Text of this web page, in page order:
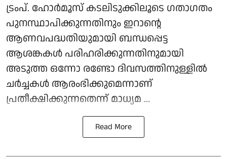
ട്രംപ്. ഹോര്‍മൂസ് കടലിടുക്കിലൂടെ ഗതാഗതം
പുനസ്ഥാപിക്കുന്നതിനും ഇറാന്റെ
ആണവപദ്ധതിയുമായി ബന്ധപ്പെട്ട
ആശങ്കകള്‍ പരിഹരിക്കുന്നതിനുമായി
അടുത്ത ഒന്നോ രണ്ടോ ദിവസത്തിനുള്ളില്‍
ചര്‍ച്ചകള്‍ ആരംഭിക്കുമെന്നാണ്
പ്രതീക്ഷിക്കുന്നതെന്ന് മാധ്യമ ...
Read More